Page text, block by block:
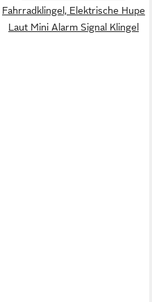
Fahrradklingel, Elektrische Hupe
Laut Mini Alarm Signal Klingel